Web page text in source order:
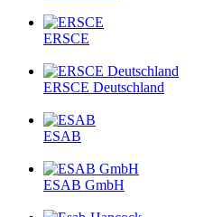
ERSCE
ERSCE Deutschland
ESAB
ESAB GmbH